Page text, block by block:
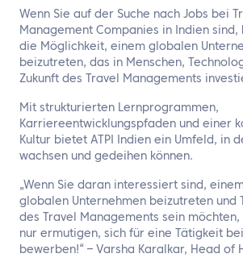
Wenn Sie auf der Suche nach Jobs bei
Management Companies in Indien sind,
die Möglichkeit, einem globalen
beizutreten, das in Menschen,
Zukunft des Travel Managements
Mit strukturierten Lernprogrammen,
Karriereentwicklungspfaden und einer
Kultur bietet ATPI Indien ein Umfeld, in
wachsen und gedeihen können.
„Wenn Sie daran interessiert sind,
globalen Unternehmen beizutreten und
des Travel Managements sein möchten,
nur ermutigen, sich für eine Tätigkeit bei
bewerben!“ – Varsha Karalkar, Head of